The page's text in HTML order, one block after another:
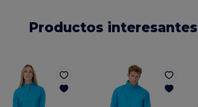
Productos interesantes